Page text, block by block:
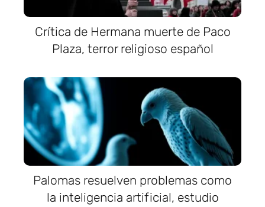
Crítica de Hermana muerte de Paco
Plaza, terror religioso español
Palomas resuelven problemas como
la inteligencia artificial, estudio